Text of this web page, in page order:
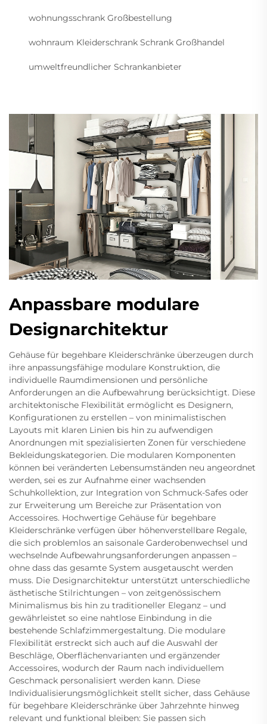
wohnungsschrank Großbestellung
wohnraum Kleiderschrank Schrank Großhandel
umweltfreundlicher Schrankanbieter
Anpassbare modulare
Designarchitektur
Gehäuse für begehbare Kleiderschränke überzeugen durch
ihre anpassungsfähige modulare Konstruktion, die
individuelle Raumdimensionen und persönliche
Anforderungen an die Aufbewahrung berücksichtigt. Diese
architektonische Flexibilität ermöglicht es Designern,
Konfigurationen zu erstellen – von minimalistischen
Layouts mit klaren Linien bis hin zu aufwendigen
Anordnungen mit spezialisierten Zonen für verschiedene
Bekleidungskategorien. Die modularen Komponenten
können bei veränderten Lebensumständen neu angeordnet
werden, sei es zur Aufnahme einer wachsenden
Schuhkollektion, zur Integration von Schmuck-Safes oder
zur Erweiterung um Bereiche zur Präsentation von
Accessoires. Hochwertige Gehäuse für begehbare
Kleiderschränke verfügen über höhenverstellbare Regale,
die sich problemlos an saisonale Garderobenwechsel und
wechselnde Aufbewahrungsanforderungen anpassen –
ohne dass das gesamte System ausgetauscht werden
muss. Die Designarchitektur unterstützt unterschiedliche
ästhetische Stilrichtungen – von zeitgenössischem
Minimalismus bis hin zu traditioneller Eleganz – und
gewährleistet so eine nahtlose Einbindung in die
bestehende Schlafzimmergestaltung. Die modulare
Flexibilität erstreckt sich auch auf die Auswahl der
Beschläge, Oberflächenvarianten und ergänzender
Accessoires, wodurch der Raum nach individuellem
Geschmack personalisiert werden kann. Diese
Individualisierungsmöglichkeit stellt sicher, dass Gehäuse
für begehbare Kleiderschränke über Jahrzehnte hinweg
relevant und funktional bleiben: Sie passen sich